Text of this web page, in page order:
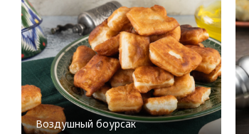
Воздушный боурсак